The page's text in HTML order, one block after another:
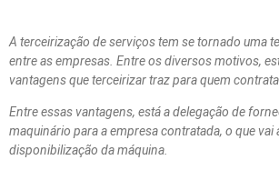
A terceirização de serviços tem se tornado uma
entre as empresas. Entre os diversos motivos,
vantagens que terceirizar traz para quem contrata.
Entre essas vantagens, está a delegação de
maquinário para a empresa contratada, o que vai
disponibilização da máquina.